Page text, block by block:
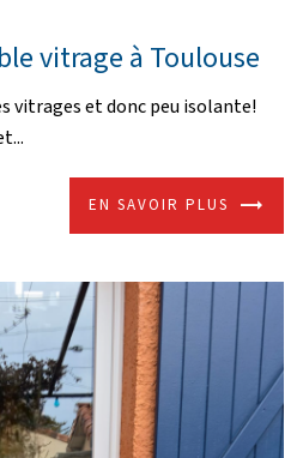
vitrage à Toulouse
vitrages et donc peu isolante!
EN SAVOIR PLUS